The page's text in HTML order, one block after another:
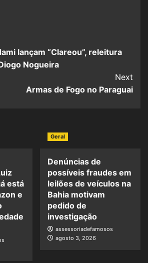
lançam “Clareou”, releitura
Nogueira
Next
Armas de Fogo no Paraguai
está
e
Geral
Denúncias de
possíveis fraudes em
leilões de veículos na
Bahia motivam
pedido de
investigação
assessoriadefamosos
agosto 3, 2026